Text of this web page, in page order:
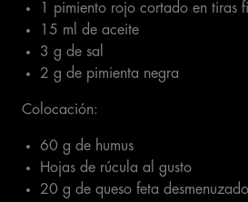
1 pimiento rojo cortado en tiras
15 ml de aceite
3 g de sal
2 g de pimienta negra
Colocación:
60 g de humus
Hojas de rúcula al gusto
20 g de queso feta desmenuzado